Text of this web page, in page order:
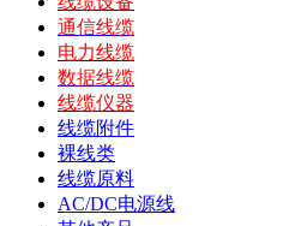
通信线缆
电力线缆
数据线缆
线缆仪器
线缆附件
裸线类
线缆原料
AC/DC电源线